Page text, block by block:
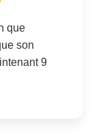
que
son
9